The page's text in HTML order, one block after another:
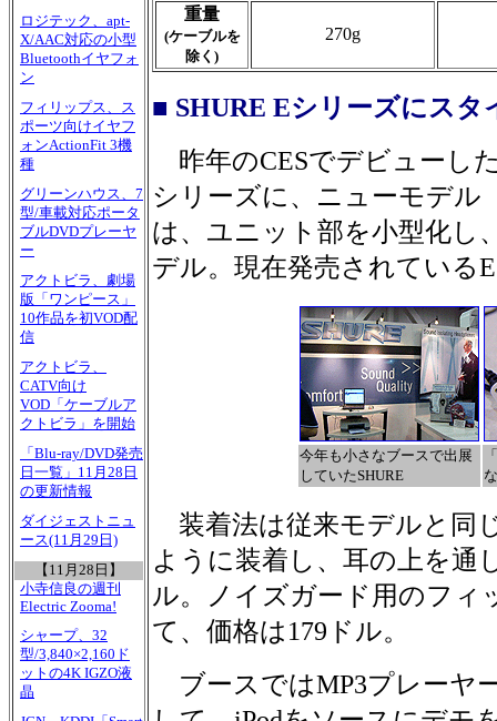
ロジテック、apt-
X/AAC対応の小型
Bluetoothイヤフォ
ン
フィリップス、ス
ポーツ向けイヤフ
ォンActionFit 3機
種
グリーンハウス、7
型/車載対応ポータ
ブルDVDプレーヤ
ー
アクトビラ、劇場
版「ワンピース」
10作品を初VOD配
信
アクトビラ、
CATV向け
VOD「ケーブルア
クトビラ」を開始
「Blu-ray/DVD発売
日一覧」11月28日
の更新情報
ダイジェストニュ
ース(11月29日)
【11月28日】
小寺信良の週刊
Electric Zooma!
シャープ、32
型/3,840×2,160ド
ットの4K IGZO液
晶
重量
(ケーブルを
除く)
270g
■ SHURE Eシリーズにス
昨年のCESでデビューし
シリーズに、ニューモデル
は、ユニット部を小型化し
デル。現在発売されている
今年も小さなブースで出展
していたSHURE
装着法は従来モデルと同
ように装着し、耳の上を通
ル。ノイズガード用のフィ
て、価格は179ドル。
ブースではMP3プレーヤ